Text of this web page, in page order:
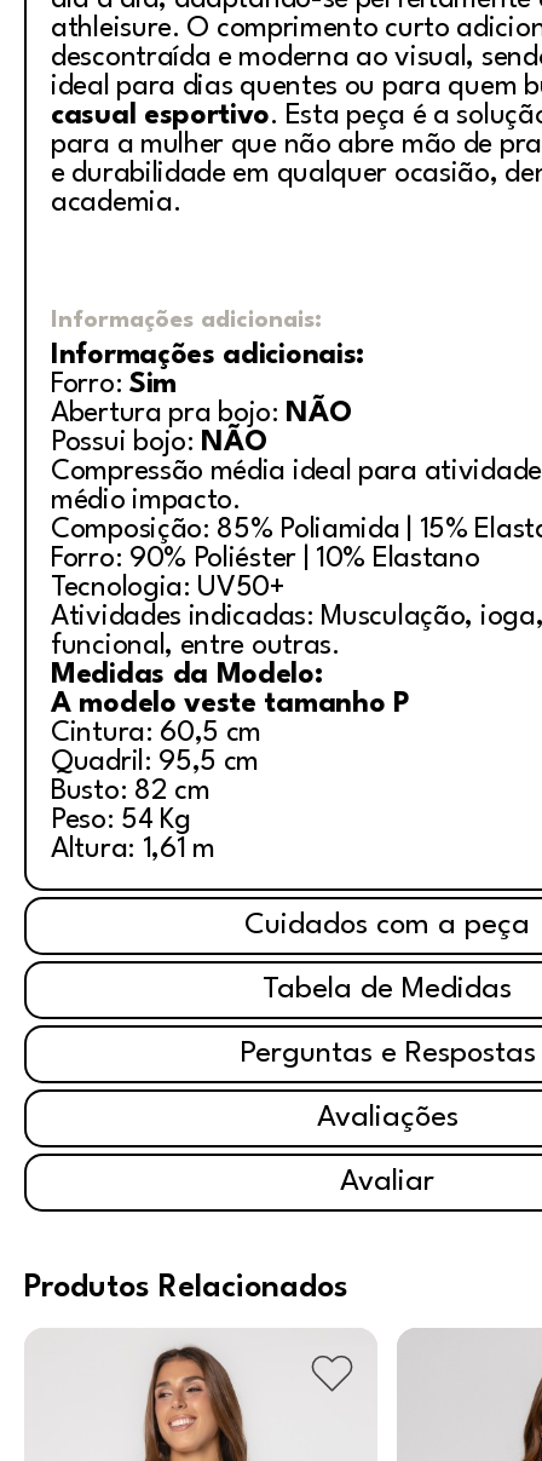
athleisure. O comprimento curto
descontraída e moderna ao visual,
ideal para dias quentes ou para quem
casual esportivo. Esta peça é a
para a mulher que não abre mão de
e durabilidade em qualquer ocasião,
academia.
Informações adicionais:
Informações adicionais:
Forro: Sim
Abertura pra bojo: NÃO
Possui bojo: NÃO
Compressão média ideal para
médio impacto.
Composição: 85% Poliamida | 15%
Forro: 90% Poliéster | 10% Elastano
Tecnologia: UV50+
Atividades indicadas: Musculação,
funcional, entre outras.
Medidas da Modelo:
A modelo veste tamanho P
Cintura: 60,5 cm
Quadril: 95,5 cm
Busto: 82 cm
Peso: 54 Kg
Altura: 1,61 m
Cuidados com a peça
Tabela de Medidas
Perguntas e Respostas
Avaliações
Avaliar
Produtos Relacionados